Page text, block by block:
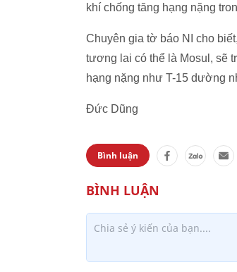
khí chống tăng hạng nặng
Chuyên gia tờ báo NI cho
tương lai có thể là Mosul, sẽ
hạng nặng như T-15 dường
Đức Dũng
Bình luận